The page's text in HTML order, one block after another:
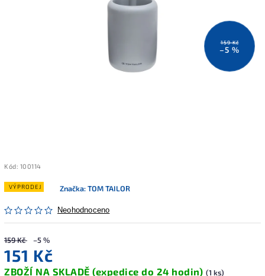
159 Kč
–5 %
Kód: 100114
VÝPRODEJ
Neohodnoceno
Značka:TOM TAILOR
159 Kč –5 %
151 Kč
ZBOŽÍ NA SKLADĚ (expedice do 24 hodin) (1 ks)